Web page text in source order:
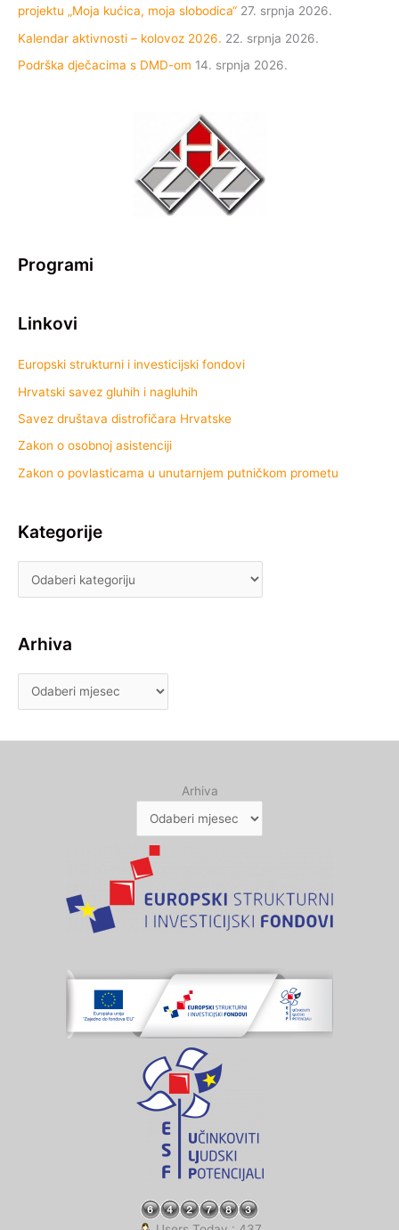
projektu „Moja kućica, moja slobodica“ 27. srpnja 2026.
Kalendar aktivnosti – kolovoz 2026. 22. srpnja 2026.
Podrška dječacima s DMD-om 14. srpnja 2026.
Programi
Linkovi
Europski strukturni i investicijski fondovi
Hrvatski savez gluhih i nagluhih
Savez društava distrofičara Hrvatske
Zakon o osobnoj asistenciji
Zakon o povlasticama u unutarnjem putničkom prometu
Kategorije
Arhiva
Arhiva